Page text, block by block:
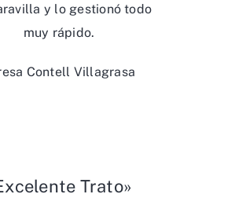
y lo gestionó todo
muy rápido.
Contell Villagrasa
Trato»